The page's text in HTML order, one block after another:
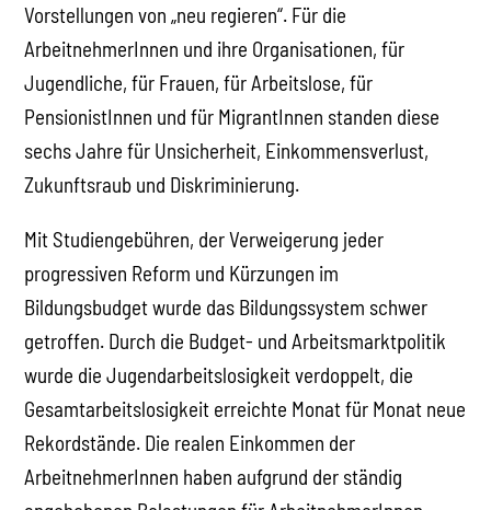
Vorstellungen von „neu regieren“. Für die
ArbeitnehmerInnen und ihre Organisationen, für
Jugendliche, für Frauen, für Arbeitslose, für
PensionistInnen und für MigrantInnen standen diese
sechs Jahre für Unsicherheit, Einkommensverlust,
Zukunftsraub und Diskriminierung.
Mit Studiengebühren, der Verweigerung jeder
progressiven Reform und Kürzungen im
Bildungsbudget wurde das Bildungssystem schwer
getroffen. Durch die Budget- und Arbeitsmarktpolitik
wurde die Jugendarbeitslosigkeit verdoppelt, die
Gesamtarbeitslosigkeit erreichte Monat für Monat neue
Rekordstände. Die realen Einkommen der
ArbeitnehmerInnen haben aufgrund der ständig